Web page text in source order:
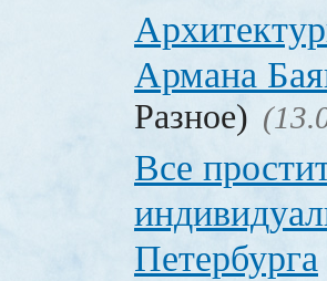
Армана
Разное)
Все
Петербурга